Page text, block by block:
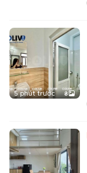
5 phút trước 8